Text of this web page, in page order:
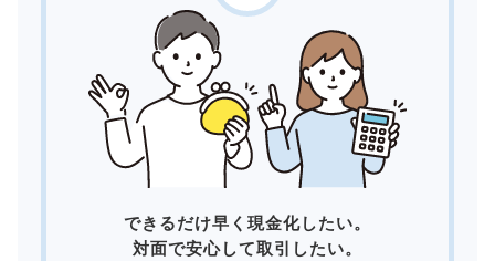
できるだけ早く現金化したい。
対面で安心して取引したい。